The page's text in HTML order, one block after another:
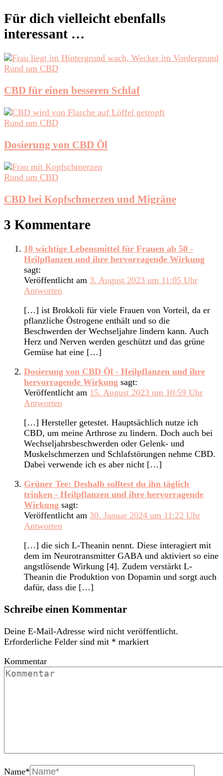
Für dich vielleicht ebenfalls
interessant …
Rund um CBD
CBD für einen besseren Schlaf
Rund um CBD
Dosierung von CBD Öl
Rund um CBD
CBD bei Kopfschmerzen und Migräne
3 Kommentare
10 wichtige Lebensmittel für Frauen ab 50 -
Heilpflanzen und ihre hervorragende Wirkung
sagt:
Veröffentlicht am 3. August 2023 um 11:05 Uhr
Antworten
[…] ist Brokkoli für viele Frauen von Vorteil, da er
pflanzliche Östrogene enthält und so die
Beschwerden der Wechseljahre lindern kann. Auch
Herz und Nerven werden geschützt und das grüne
Gemüse hat eine […]
Dosierung von CBD Öl - Heilpflanzen und ihre
hervorragende Wirkung sagt:
Veröffentlicht am 15. August 2023 um 10:59 Uhr
Antworten
[…] Hersteller getestet. Hauptsächlich nutze ich
CBD, um meine Arthrose zu lindern. Doch auch bei
Wechseljahrsbeschwerden oder Gelenk- und
Muskelschmerzen und Schlafstörungen nehme CBD.
Dabei verwende ich es aber nicht […]
Grüner Tee: Deshalb solltest du ihn täglich
trinken - Heilpflanzen und ihre hervorragende
Wirkung sagt:
Veröffentlicht am 30. Januar 2024 um 11:22 Uhr
Antworten
[…] die sich L-Theanin nennt. Diese interagiert mit
dem im Neurotransmitter GABA und aktiviert so eine
angstlösende Wirkung [4]. Zudem verstärkt L-
Theanin die Produktion von Dopamin und sorgt auch
dafür, dass die […]
Schreibe einen Kommentar
Deine E-Mail-Adresse wird nicht veröffentlicht.
Erforderliche Felder sind mit * markiert
Kommentar
Name*